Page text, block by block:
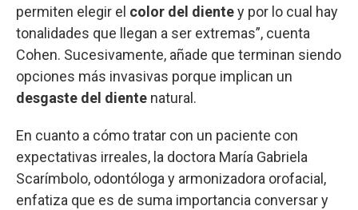
permiten elegir el color del dientey por lo cual hay
tonalidades que llegan a ser extremas”, cuenta
Cohen. Sucesivamente, añade que terminan siendo
opciones más invasivas porque implican un
desgaste del diente natural.
En cuanto a cómo tratar con un paciente con
expectativas irreales, la doctora María Gabriela
Scarímbolo, odontóloga y armonizadora orofacial,
enfatiza que es de suma importancia conversar y